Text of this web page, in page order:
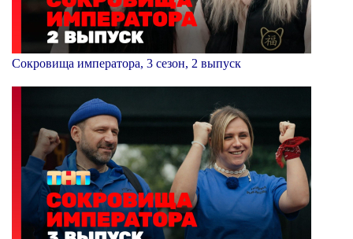
Сокровища императора, 3 сезон, 2 выпуск